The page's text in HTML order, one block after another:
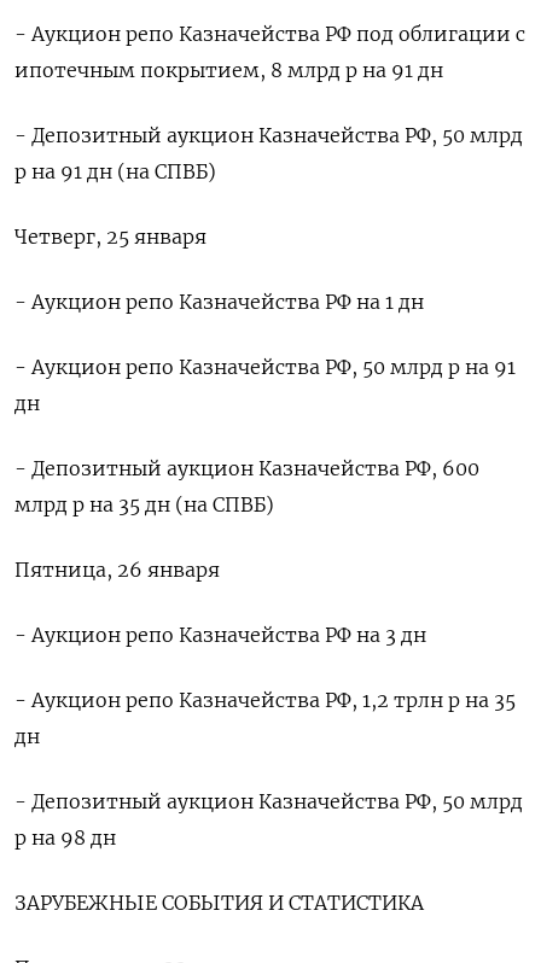
- Аукцион репо Казначейства РФ под облигации с
ипотечным покрытием, 8 млрд р на 91 дн
- Депозитный аукцион Казначейства РФ, 50 млрд
р на 91 дн (на СПВБ)
Четверг, 25 января
- Аукцион репо Казначейства РФ на 1 дн
- Аукцион репо Казначейства РФ, 50 млрд р на 91
дн
- Депозитный аукцион Казначейства РФ, 600
млрд р на 35 дн (на СПВБ)
Пятница, 26 января
- Аукцион репо Казначейства РФ на 3 дн
- Аукцион репо Казначейства РФ, 1,2 трлн р на 35
дн
- Депозитный аукцион Казначейства РФ, 50 млрд
р на 98 дн
ЗАРУБЕЖНЫЕ СОБЫТИЯ И СТАТИСТИКА